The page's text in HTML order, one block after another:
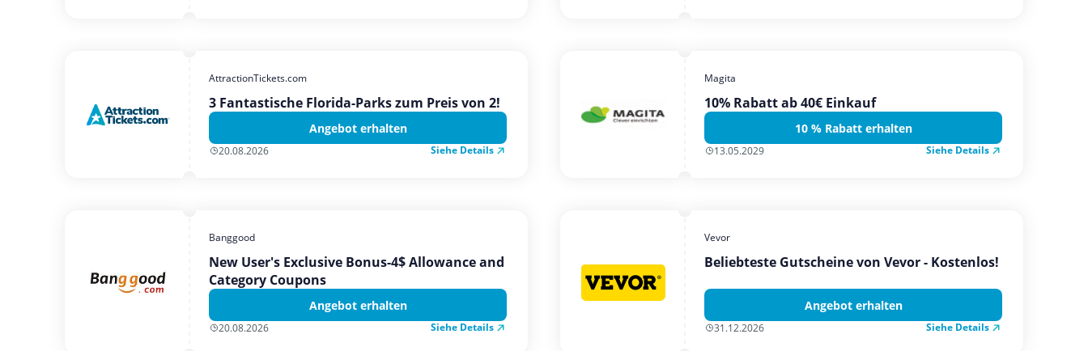
AttractionTickets.com
3 Fantastische Florida-Parks zum Preis von 2!
Angebot erhalten
20.08.2026 Siehe Details
Magita
10% Rabatt ab 40€ Einkauf
10 % Rabatt erhalten
13.05.2029 Siehe Details
Banggood
New User's Exclusive Bonus-4$ Allowance and
Category Coupons
Angebot erhalten
20.08.2026 Siehe Details
Vevor
Beliebteste Gutscheine von Vevor - Kostenlos!
Angebot erhalten
31.12.2026 Siehe Details